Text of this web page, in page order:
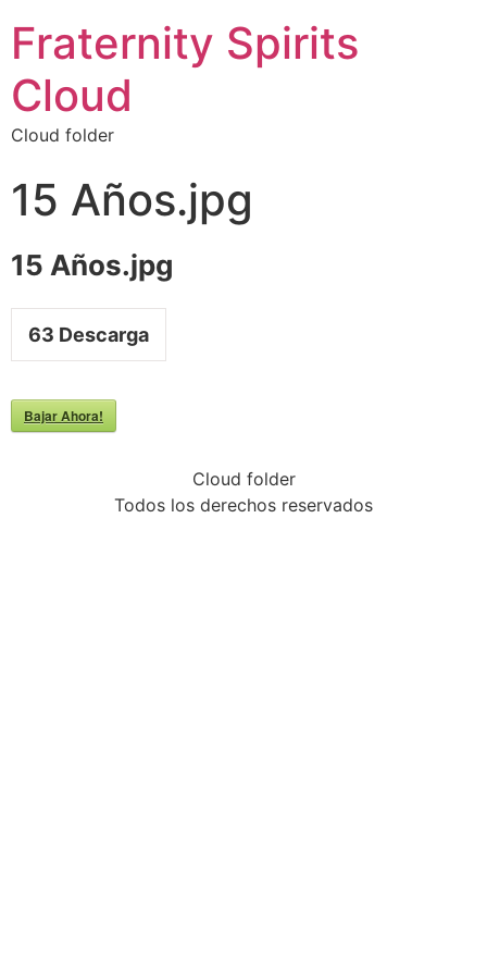
Fraternity Spirits
Cloud
Cloud folder
15 Años.jpg
15 Años.jpg
63 Descarga
Bajar Ahora!
Cloud folder
Todos los derechos reservados